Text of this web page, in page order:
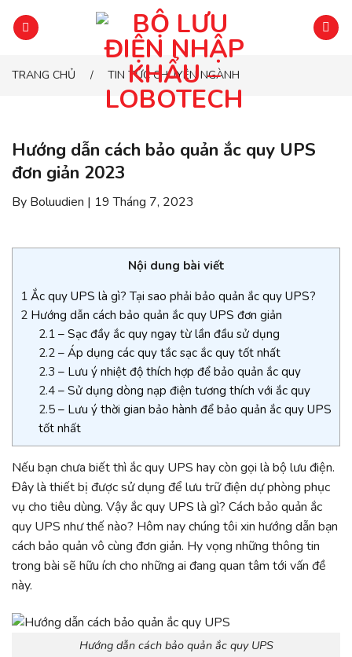
đến
nộiTRANG CHỦ / TIN TỨC CHUYÊN NGÀNH
Hướng dẫn cách bảo quản ắc quy UPS
đơn giản 2023
By Boluudien | 19 Tháng 7, 2023
Nội dung bài viết
1 Ắc quy UPS là gì? Tại sao phải bảo quản ắc quy UPS?
2 Hướng dẫn cách bảo quản ắc quy UPS đơn giản
2.1– Sạc đầy ắc quy ngay từ lần đầu sử dụng
2.2– Áp dụng các quy tắc sạc ắc quy tốt nhất
2.3 – Lưu ý nhiệt độ thích hợp để bảo quản ắc quy
2.4– Sử dụng dòng nạp điện tương thích với ắc quy
2.5– Lưu ý thời gian bảo hành để bảo quản ắc quy UPS
tốt nhất
Nếu bạn chưa biết thì ắc quy UPS hay còn gọi là bộ lưu điện.
Đây là thiết bị được sử dụng để lưu trữ điện dự phòng phục
vụ cho tiêu dùng. Vậy ắc quy UPS là gì? Cách bảo quản ắc
quy UPS như thế nào? Hôm nay chúng tôi xin hướng dẫn bạn
cách bảo quản vô cùng đơn giản. Hy vọng những thông tin
trong bài sẽ hữu ích cho những ai đang quan tâm tới vấn đề
này.
Hướng dẫn cách bảo quản ắc quy UPS